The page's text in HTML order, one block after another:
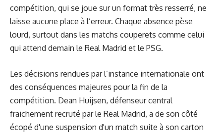
compétition, qui se joue sur un format très resserré, ne
laisse aucune place à l’erreur. Chaque absence pèse
lourd, surtout dans les matchs couperets comme celui
qui attend demain le Real Madrid et le PSG.
Les décisions rendues par l’instance internationale ont
des conséquences majeures pour la fin de la
compétition. Dean Huijsen, défenseur central
fraichement recruté par le Real Madrid, a de son côté
écopé d'une suspension d'un match suite à son carton